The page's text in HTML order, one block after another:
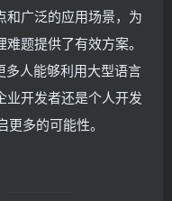
和广泛的应用场景，为
题提供了有效方案。
多人能够利用大型语言
业开发者还是个人开发
多的可能性。